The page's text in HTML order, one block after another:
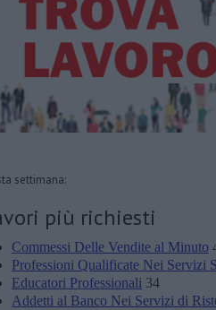
settimana:
più richiesti
Commessi Delle Vendite al Minuto
Professioni Qualificate Nei Servizi
Educatori Professionali 34
Addetti al Banco Nei Servizi di